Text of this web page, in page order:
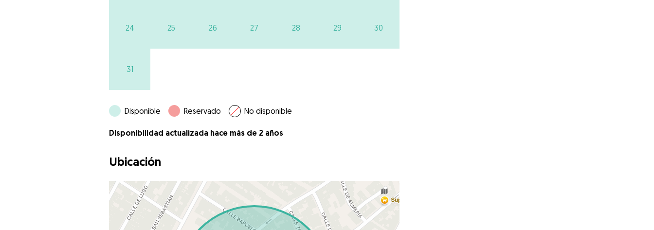
24 25 26 27 28 29 30
31
Disponible Reservado No disponible
Disponibilidad actualizada hace más de 2 años
Ubicación